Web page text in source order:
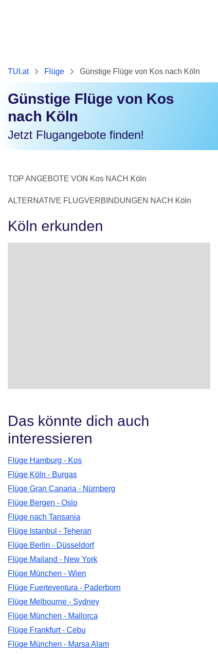
TUI.at Flüge Günstige Flüge von Kos nach Köln
Günstige Flüge von Kos
nach Köln
Jetzt Flugangebote finden!
TOP ANGEBOTE VON Kos NACH Köln
ALTERNATIVE FLUGVERBINDUNGEN NACH Köln
Köln erkunden
Das könnte dich auch
interessieren
Flüge Hamburg - Kos
Flüge Köln - Burgas
Flüge Gran Canaria - Nürnberg
Flüge Bergen - Oslo
Flüge nach Tansania
Flüge Istanbul - Teheran
Flüge Berlin - Düsseldorf
Flüge Mailand - New York
Flüge München - Wien
Flüge Fuerteventura - Paderborn
Flüge Melbourne - Sydney
Flüge München - Mallorca
Flüge Frankfurt - Cebu
Flüge München - Marsa Alam